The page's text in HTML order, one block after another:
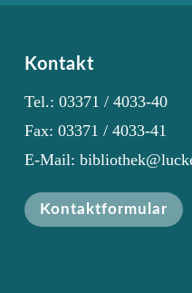
Kontakt
Tel.: 03371 / 4033-40
Fax: 03371 / 4033-41
E-Mail:
Kontaktformular